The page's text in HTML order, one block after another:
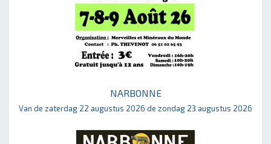
NARBONNE
Van de zaterdag 22 augustus 2026 de zondag 23 augustus 2026